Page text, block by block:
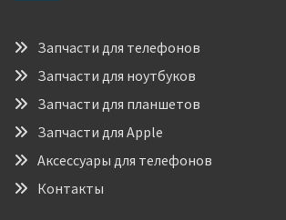
Запчасти для телефонов
Запчасти для ноутбуков
Запчасти для планшетов
Запчасти для Apple
Аксессуары для телефонов
Контакты